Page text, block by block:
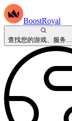
BoostRoyal
查找您的游戏、服务...